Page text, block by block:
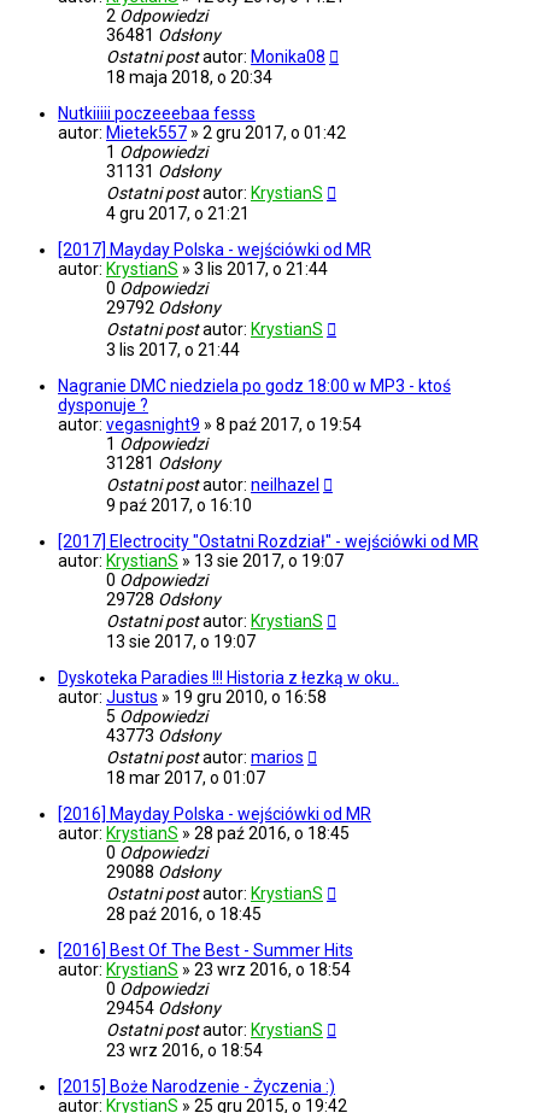
2 Odpowiedzi
36481 Odsłony
Ostatni postautor: Monika08
18 maja 2018, o 20:34
Nutkiiiii poczeeebaa fesss
autor: Mietek557 » 2 gru 2017, o 01:42
1 Odpowiedzi
31131 Odsłony
Ostatni postautor: KrystianS
4 gru 2017, o 21:21
[2017] Mayday Polska - wejściówki od MR
autor: KrystianS » 3 lis 2017, o 21:44
0 Odpowiedzi
29792 Odsłony
Ostatni postautor: KrystianS
3 lis 2017, o 21:44
Nagranie DMC niedziela po godz 18:00 w MP3 - ktoś
dysponuje ?
autor: vegasnight9 » 8 paź 2017, o 19:54
1 Odpowiedzi
31281 Odsłony
Ostatni postautor: neilhazel
9 paź 2017, o 16:10
[2017] Electrocity "Ostatni Rozdział" - wejściówki od MR
autor: KrystianS » 13 sie 2017, o 19:07
0 Odpowiedzi
29728 Odsłony
Ostatni postautor: KrystianS
13 sie 2017, o 19:07
Dyskoteka Paradies !!! Historia z łezką w oku..
autor: Justus » 19 gru 2010, o 16:58
5 Odpowiedzi
43773 Odsłony
Ostatni postautor: marios
18 mar 2017, o 01:07
[2016] Mayday Polska - wejściówki od MR
autor: KrystianS » 28 paź 2016, o 18:45
0 Odpowiedzi
29088 Odsłony
Ostatni postautor: KrystianS
28 paź 2016, o 18:45
[2016] Best Of The Best - Summer Hits
autor: KrystianS » 23 wrz 2016, o 18:54
0 Odpowiedzi
29454 Odsłony
Ostatni postautor: KrystianS
23 wrz 2016, o 18:54
[2015] Boże Narodzenie - Życzenia :)
autor: KrystianS » 25 gru 2015, o 19:42